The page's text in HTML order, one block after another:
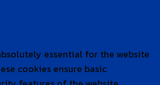
months
the user consent for the
cookies in the category
"Functional".